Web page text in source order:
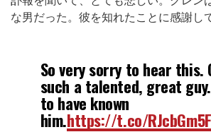
な男だった。彼を知れたことに感謝し
So very sorry to hear this.
such a talented, great
to have known
him.https://t.co/